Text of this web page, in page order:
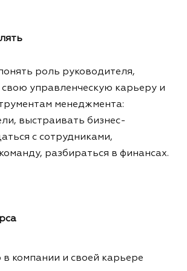
роль руководителя,
управленческую карьеру и
менеджмента:
выстраивать бизнес-
с сотрудниками,
разбираться в финансах.
компании и своей карьере